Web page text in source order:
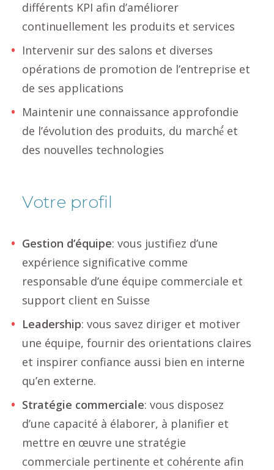
différents KPI afin d’améliorer
continuellement les produits et services
Intervenir sur des salons et diverses
opérations de promotion de l’entreprise et
de ses applications
Maintenir une connaissance approfondie
de l’évolution des produits, du marché́ et
des nouvelles technologies
Votre profil
Gestion d’équipe: vous justifiez d’une
expérience significative comme
responsable d’une équipe commerciale et
support client en Suisse
Leadership: vous savez diriger et motiver
une équipe, fournir des orientations claires
et inspirer confiance aussi bien en interne
qu’en externe.
Stratégie commerciale: vous disposez
d’une capacité à élaborer, à planifier et
mettre en œuvre une stratégie
commerciale pertinente et cohérente afin